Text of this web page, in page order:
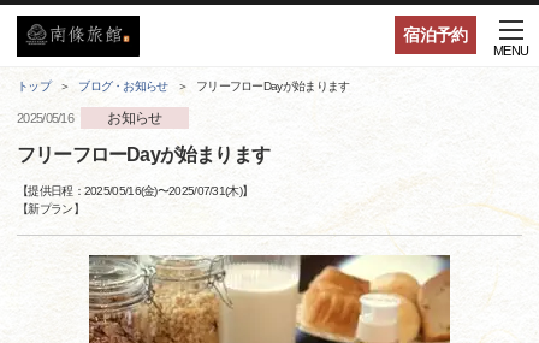
宿泊予約
MENU
トップ ブログ・お知らせ フリーフローDayが始まります
2025/05/16 お知らせ
フリーフローDayが始まります
【提供日程：2025/05/16(金)〜2025/07/31(木)】
【新プラン】